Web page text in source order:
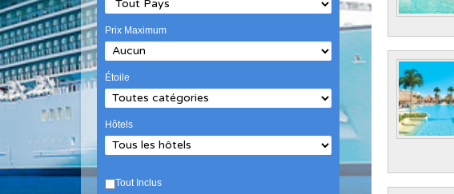
Prix Maximum
Étoile
Hôtels
Tout Inclus